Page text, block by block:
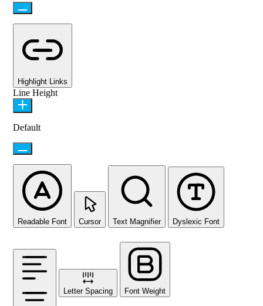
Highlight Links
Line Height
Default
Readable Font Cursor Text Magnifier Dyslexic Font
Letter Spacing Font Weight